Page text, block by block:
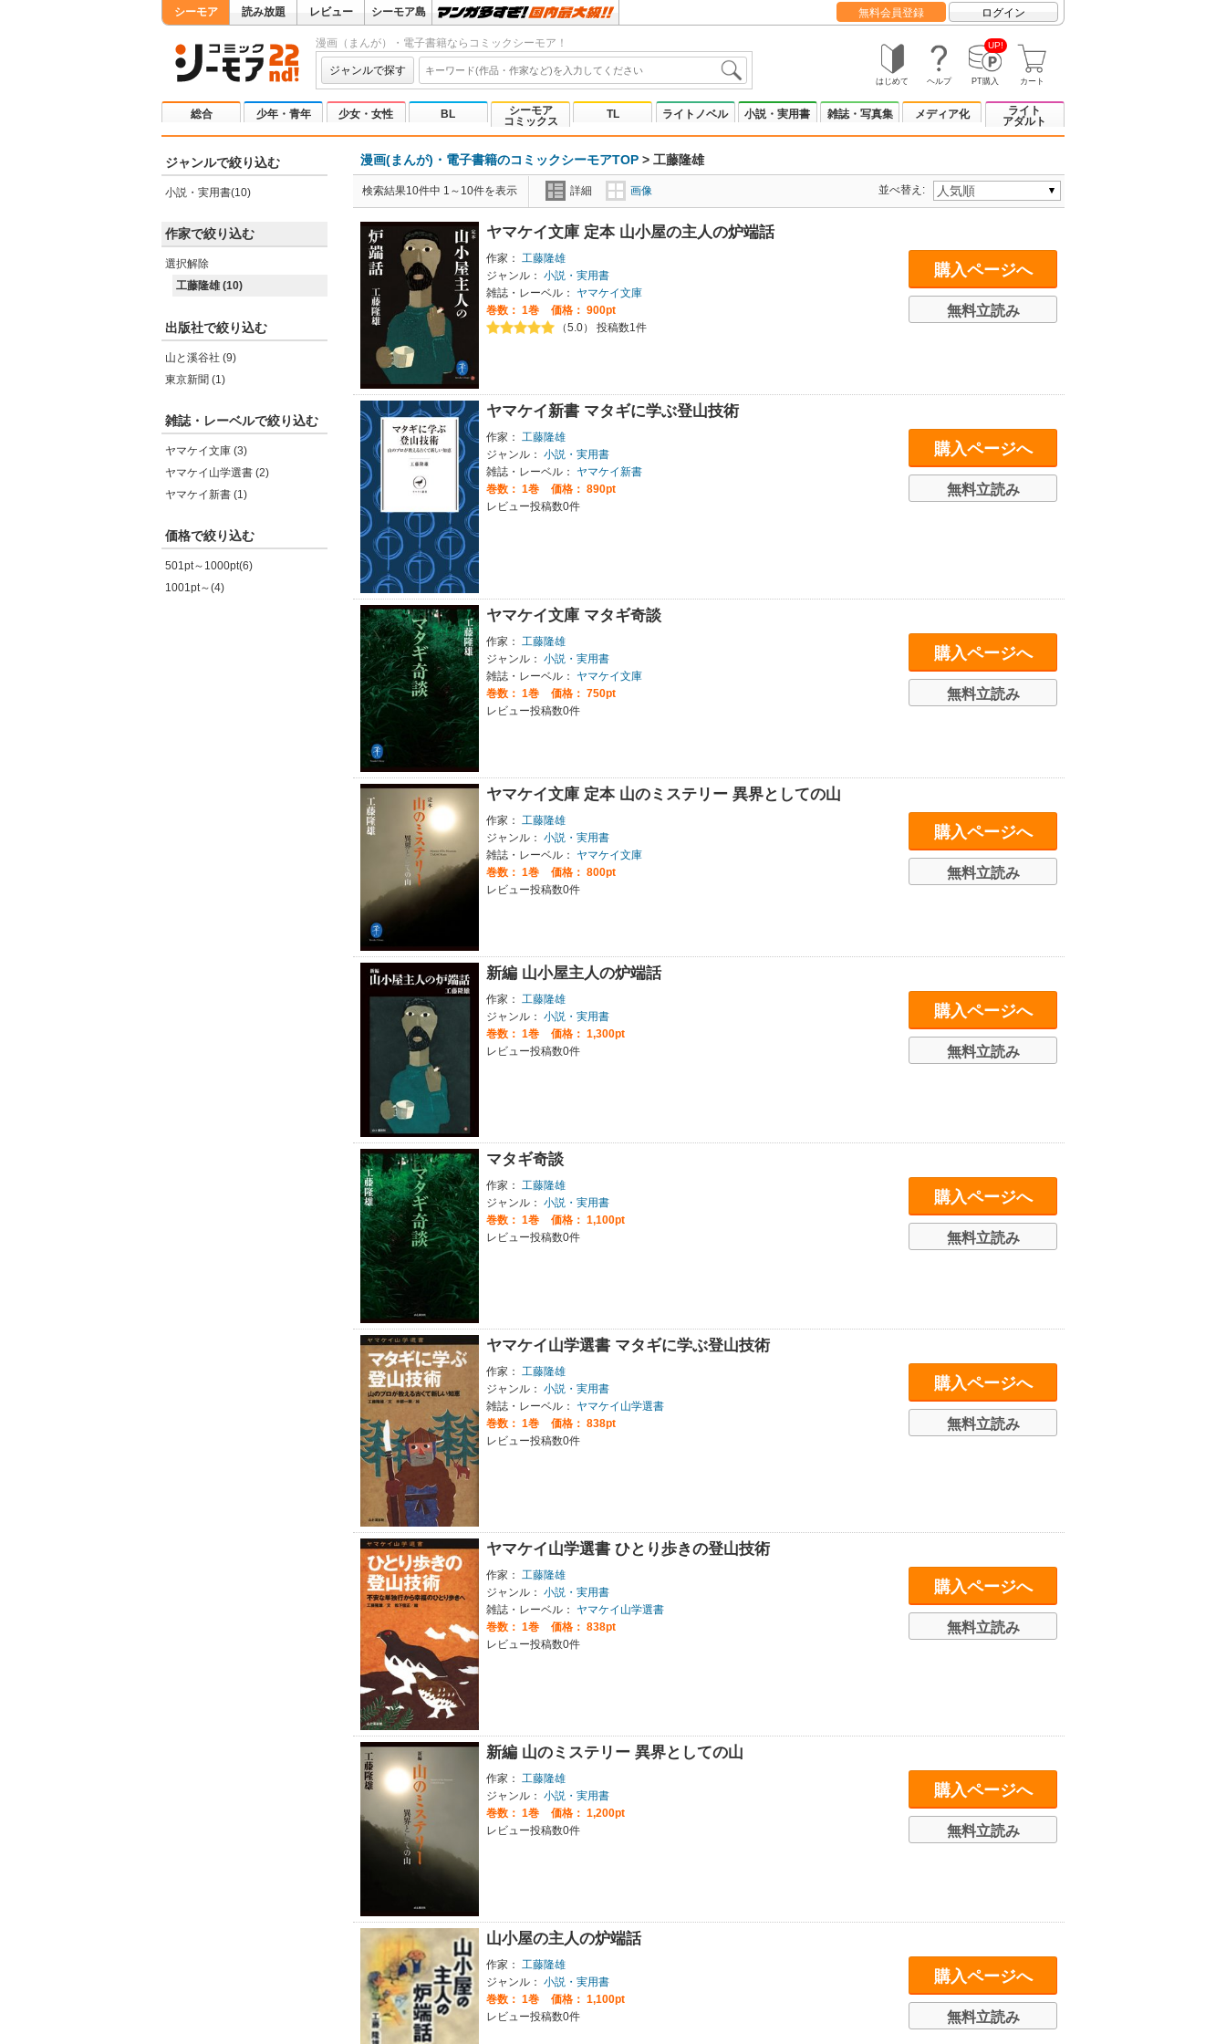
シーモア 読み放題 レビュー シーモア島 無料会員登録 ログイン
漫画（まんが）・電子書籍ならコミックシーモア！
ジャンルで探す
はじめて ヘルプ
UP!
PT購入 カート
総合 少年・青年 少女・女性 BL
シーモア
コミックス
TL ライトノベル 小説・実用書 雑誌・写真集 メディア化
ライト
アダルト
ジャンルで絞り込む
小説・実用書(10)
作家で絞り込む
選択解除
工藤隆雄 (10)
出版社で絞り込む
山と溪谷社 (9)
東京新聞 (1)
雑誌・レーベルで絞り込む
ヤマケイ文庫 (3)
ヤマケイ山学選書 (2)
ヤマケイ新書 (1)
価格で絞り込む
501pt～1000pt(6)
1001pt～(4)
漫画(まんが)・電子書籍のコミックシーモアTOP > 工藤隆雄
検索結果10件中 1～10件を表示 詳細 画像 並べ替え:
ヤマケイ文庫 定本 山小屋の主人の炉端話
作家： 工藤隆雄
ジャンル： 小説・実用書
雑誌・レーベル：
ヤマケイ文庫
巻数： 1巻
価格： 900pt
（5.0） 投稿数1件
購入ページへ
無料立読み
ヤマケイ新書 マタギに学ぶ登山技術
作家： 工藤隆雄
ジャンル： 小説・実用書
雑誌・レーベル：
ヤマケイ新書
巻数： 1巻
価格： 890pt
レビュー投稿数0件
購入ページへ
無料立読み
ヤマケイ文庫 マタギ奇談
作家：
工藤隆雄
ジャンル： 小説・実用書
雑誌・レーベル：
ヤマケイ文庫
巻数： 1巻
価格： 750pt
レビュー投稿数0件
購入ページへ
無料立読み
ヤマケイ文庫 定本 山のミステリー 異界としての山
作家： 工藤隆雄
ジャンル： 小説・実用書
雑誌・レーベル：
ヤマケイ文庫
巻数： 1巻
価格： 800pt
レビュー投稿数0件
購入ページへ
無料立読み
新編 山小屋主人の炉端話
作家： 工藤隆雄
ジャンル： 小説・実用書
巻数： 1巻
価格： 1,300pt
レビュー投稿数0件
購入ページへ
無料立読み
マタギ奇談
作家： 工藤隆雄
ジャンル： 小説・実用書
巻数： 1巻
価格： 1,100pt
レビュー投稿数0件
購入ページへ
無料立読み
ヤマケイ山学選書 マタギに学ぶ登山技術
作家：
工藤隆雄
ジャンル： 小説・実用書
雑誌・レーベル：
ヤマケイ山学選書
巻数： 1巻
価格： 838pt
レビュー投稿数0件
購入ページへ
無料立読み
ヤマケイ山学選書 ひとり歩きの登山技術
作家： 工藤隆雄
ジャンル： 小説・実用書
雑誌・レーベル：
ヤマケイ山学選書
巻数： 1巻
価格： 838pt
レビュー投稿数0件
購入ページへ
無料立読み
新編 山のミステリー 異界としての山
作家： 工藤隆雄
ジャンル： 小説・実用書
巻数： 1巻
価格： 1,200pt
レビュー投稿数0件
購入ページへ
無料立読み
山小屋の主人の炉端話
作家：
工藤隆雄
ジャンル： 小説・実用書
巻数： 1巻
価格： 1,100pt
レビュー投稿数0件
購入ページへ
無料立読み